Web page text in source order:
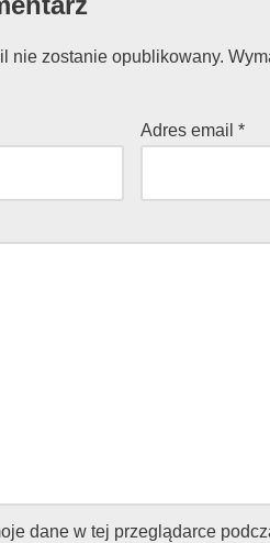
nie zostanie opublikowany.
Adres email*
dane w tej przeglądarce